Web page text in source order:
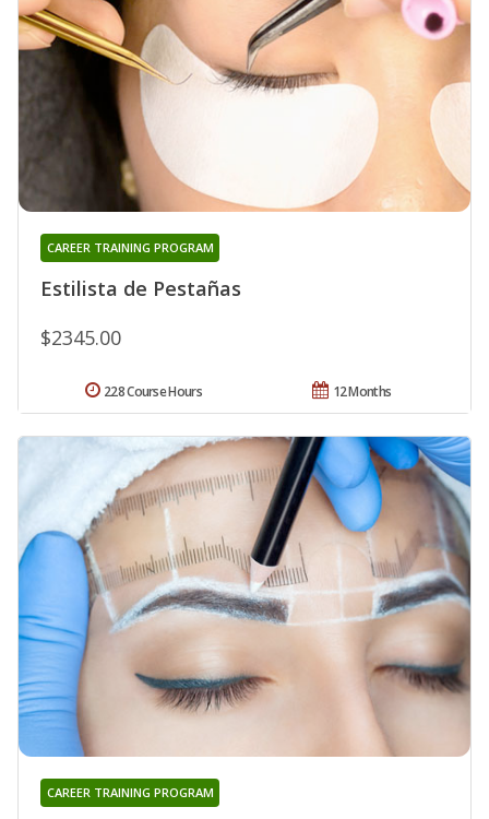
Estilista de Pestañas
CAREER TRAINING PROGRAM
$2345.00
12 Months
228 Course Hours
CAREER TRAINING PROGRAM